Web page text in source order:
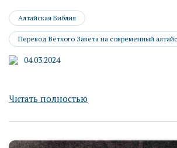
Алтайская Библия
Перевод Ветхого Завета на современный
04.03.2024
Читать полностью